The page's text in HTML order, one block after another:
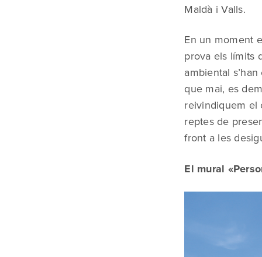
Maldà i Valls.
En un moment
prova els límits
ambiental
que mai, es
reivindiquem el
reptes de
front a les
El mural